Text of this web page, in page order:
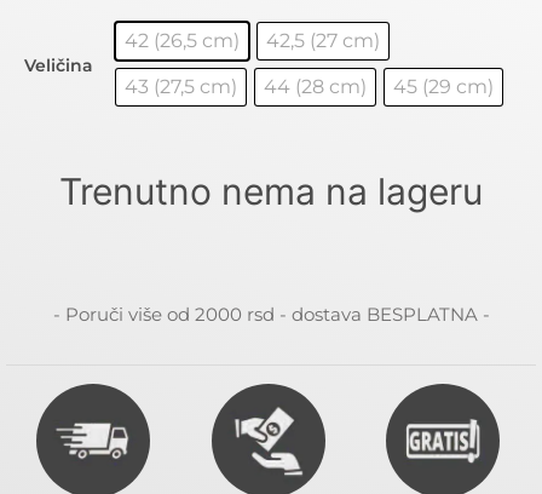
Veličina
42 (26,5 cm)
42,5 (27 cm)
43 (27,5 cm)
44 (28 cm) 45 (29 cm)
Trenutno nema na lageru
- Poruči više od 2000 rsd - dostava BESPLATNA -